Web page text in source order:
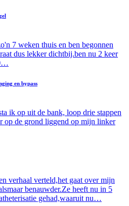
7 weken thuis en ben begonnen
dus lekker dichtbij.ben nu 2 keer
en bypass
ik op uit de bank, loop drie stappen
op de grond liggend op mijn linker
verhaal verteld,het gaat over mijn
benauwder.Ze heeft nu in 5
gehad,waaruit nu…